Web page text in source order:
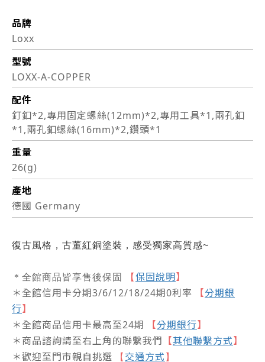
品牌
Loxx
型號
LOXX-A-COPPER
配件
釘釦*2,專用固定螺絲(12mm)*2,專用工具*1,兩孔釦
*1,兩孔釦螺絲(16mm)*2,鑽頭*1
重量
26(g)
產地
德國 Germany
復古風格，古董紅銅塗裝，感受獨家高質感~
＊全館商品皆享售後保固 【 保固說明】
＊全館信用卡分期3/6/12/18/24期0利率
【分期銀
行】
＊全館商品信用卡最高至24期
【分期銀行】
＊商品諮詢請至右上角的聯繫我們 【其他聯繫方式】
＊歡迎至門市親自挑選
【 交通方式 】